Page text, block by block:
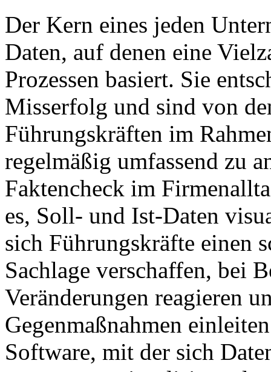
Der Kern eines jeden
Daten, auf denen eine
Prozessen basiert. Sie
Misserfolg und sind von
Führungskräften im
regelmäßig umfassend zu
Faktencheck im
es, Soll- und Ist-Daten
sich Führungskräfte einen
Sachlage verschaffen, bei
Veränderungen reagieren
Gegenmaßnahmen
Software, mit der sich